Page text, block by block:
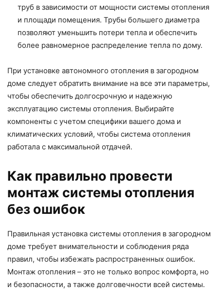
труб в зависимости от мощности системы отопления
и площади помещения. Трубы большего диаметра
позволяют уменьшить потери тепла и обеспечить
более равномерное распределение тепла по дому.
При установке автономного отопления в загородном
доме следует обратить внимание на все эти параметры,
чтобы обеспечить долгосрочную и надежную
эксплуатацию системы отопления. Выбирайте
компоненты с учетом специфики вашего дома и
климатических условий, чтобы система отопления
работала с максимальной отдачей.
Как правильно провести
монтаж системы отопления
без ошибок
Правильная установка системы отопления в загородном
доме требует внимательности и соблюдения ряда
правил, чтобы избежать распространенных ошибок.
Монтаж отопления – это не только вопрос комфорта, но
и безопасности, а также долговечности всей системы.